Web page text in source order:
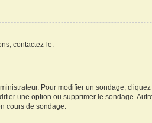
contactez-le.
Pour modifier un sondage,
une option ou supprimer le sondage.
cours de sondage.